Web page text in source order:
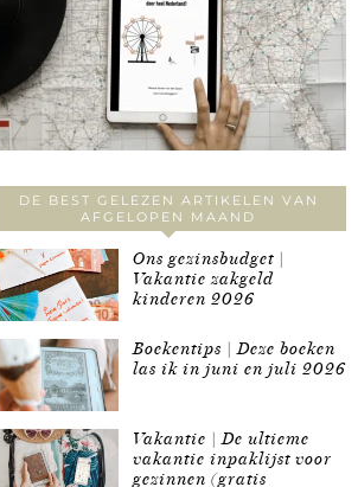
DE BEST GELEZEN ARTIKELEN VAN
AFGELOPEN MAAND
Ons gezinsbudget |
Vakantie zakgeld
kinderen 2026
Boekentips | Deze boeken
las ik in juni en juli 2026
Vakantie | De ultieme
vakantie inpaklijst voor
gezinnen (gratis